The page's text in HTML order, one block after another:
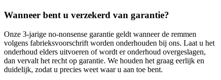
Wanneer bent u verzekerd van garantie?
Onze 3‑jarige no‑nonsense garantie geldt wanneer de remmen
volgens fabrieksvoorschrift worden onderhouden bij ons. Laat u het
onderhoud elders uitvoeren of wordt er onderhoud overgeslagen,
dan vervalt het recht op garantie. We houden het graag eerlijk en
duidelijk, zodat u precies weet waar u aan toe bent.